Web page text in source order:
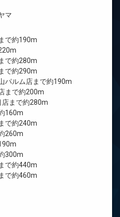
マ
で約190m
で約280m
で約290m
パルム店まで約190m
まで約200m
店まで約280m
160m
で約240m
260m
300m
で約440m
で約460m